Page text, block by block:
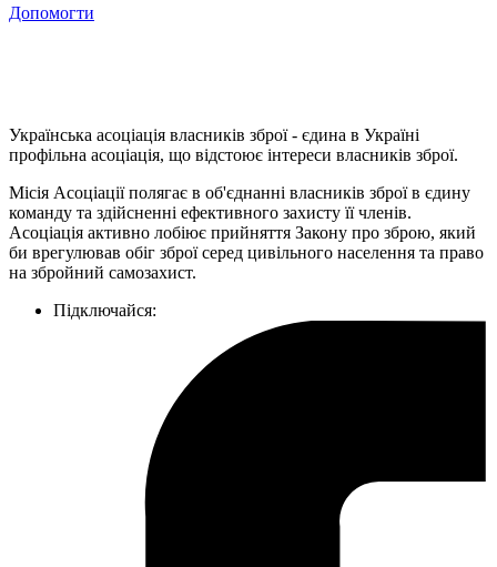
Допомогти
Українська асоціація власників зброї - єдина в Україні
профільна асоціація, що відстоює інтереси власників зброї.
Місія Асоціації полягає в об'єднанні власників зброї в єдину
команду та здійсненні ефективного захисту її членів.
Асоціація активно лобіює прийняття Закону про зброю, який
би врегулював обіг зброї серед цивільного населення та право
на збройний самозахист.
Підключайся: